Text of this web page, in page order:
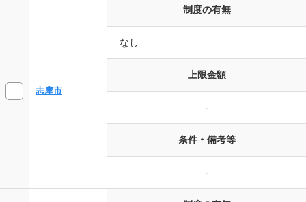
志摩市
制度の有無
なし
上限金額
-
条件・備考等
-